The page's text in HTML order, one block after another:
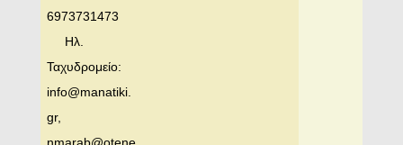
6973731473
Ηλ.
Ταχυδρομείο:
info@manatiki.
gr,